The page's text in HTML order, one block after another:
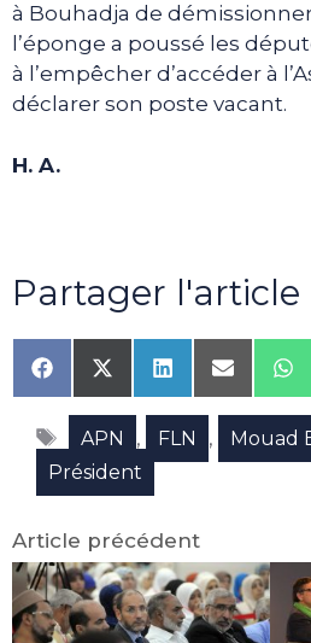
à Bouhadja de
l’éponge a poussé les
à l’empêcher d’accéder à
déclarer son poste vacant.
H. A.
Partager l'article
Share
on
Facebook
Share
on
X
(Twitter)
Share
on
LinkedIn
Share
on
Email
on
Étiquettes
APN , FLN , Mouad
Président
Article précédent